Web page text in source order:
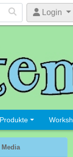
Login
Produkte